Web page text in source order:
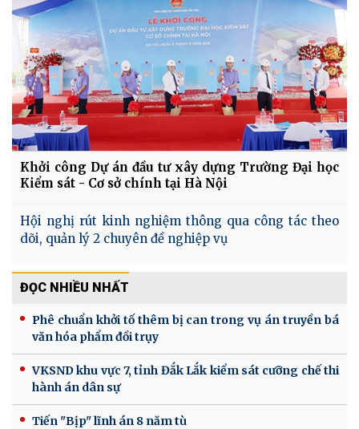
Khởi công Dự án đầu tư xây dựng Trường Đại học
Kiểm sát - Cơ sở chính tại Hà Nội
Hội nghị rút kinh nghiệm thông qua công tác theo
dõi, quản lý 2 chuyên đề nghiệp vụ
ĐỌC NHIỀU NHẤT
Phê chuẩn khởi tố thêm bị can trong vụ án truyền bá
văn hóa phẩm đồi trụy
VKSND khu vực 7, tỉnh Đắk Lắk kiểm sát cưỡng chế thi
hành án dân sự
Tiến "Bịp" lĩnh án 8 năm tù